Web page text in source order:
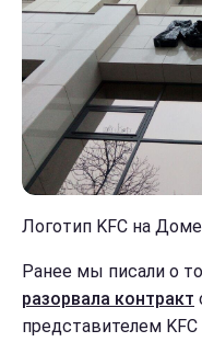
Логотип KFC на
Ранее мы писали о
разорвала контракт
представителем